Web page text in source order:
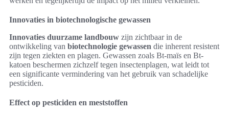
Innovaties in biotechnologische gewassen
Innovaties duurzame landbouw zijn zichtbaar in de
ontwikkeling van biotechnologie gewassen die inherent resistent
zijn tegen ziekten en plagen. Gewassen zoals Bt-maïs en Bt-
katoen beschermen zichzelf tegen insectenplagen, wat leidt tot
een significante vermindering van het gebruik van schadelijke
pesticiden.
Effect op pesticiden en meststoffen